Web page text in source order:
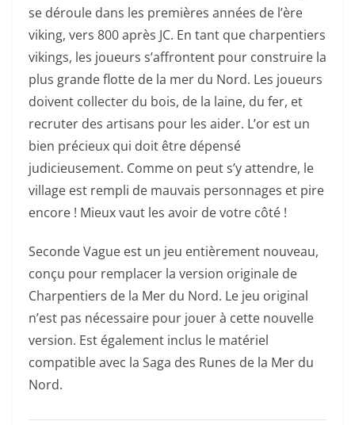
se déroule dans les premières années de l’ère
viking, vers 800 après JC. En tant que charpentiers
vikings, les joueurs s’affrontent pour construire la
plus grande flotte de la mer du Nord. Les joueurs
doivent collecter du bois, de la laine, du fer, et
recruter des artisans pour les aider. L’or est un
bien précieux qui doit être dépensé
judicieusement. Comme on peut s’y attendre, le
village est rempli de mauvais personnages et pire
encore ! Mieux vaut les avoir de votre côté !
Seconde Vague est un jeu entièrement nouveau,
conçu pour remplacer la version originale de
Charpentiers de la Mer du Nord. Le jeu original
n’est pas nécessaire pour jouer à cette nouvelle
version. Est également inclus le matériel
compatible avec la Saga des Runes de la Mer du
Nord.